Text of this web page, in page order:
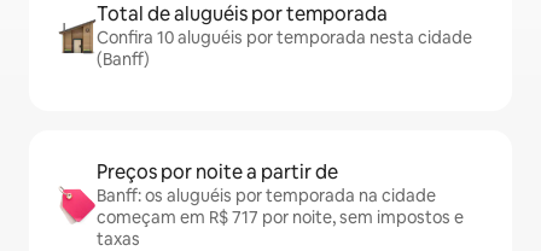
Total de aluguéis por temporada
Confira 10 aluguéis por temporada nesta cidade
(Banff)
Preços por noite a partir de
Banff: os aluguéis por temporada na cidade
começam em R$ 717 por noite, sem impostos e
taxas